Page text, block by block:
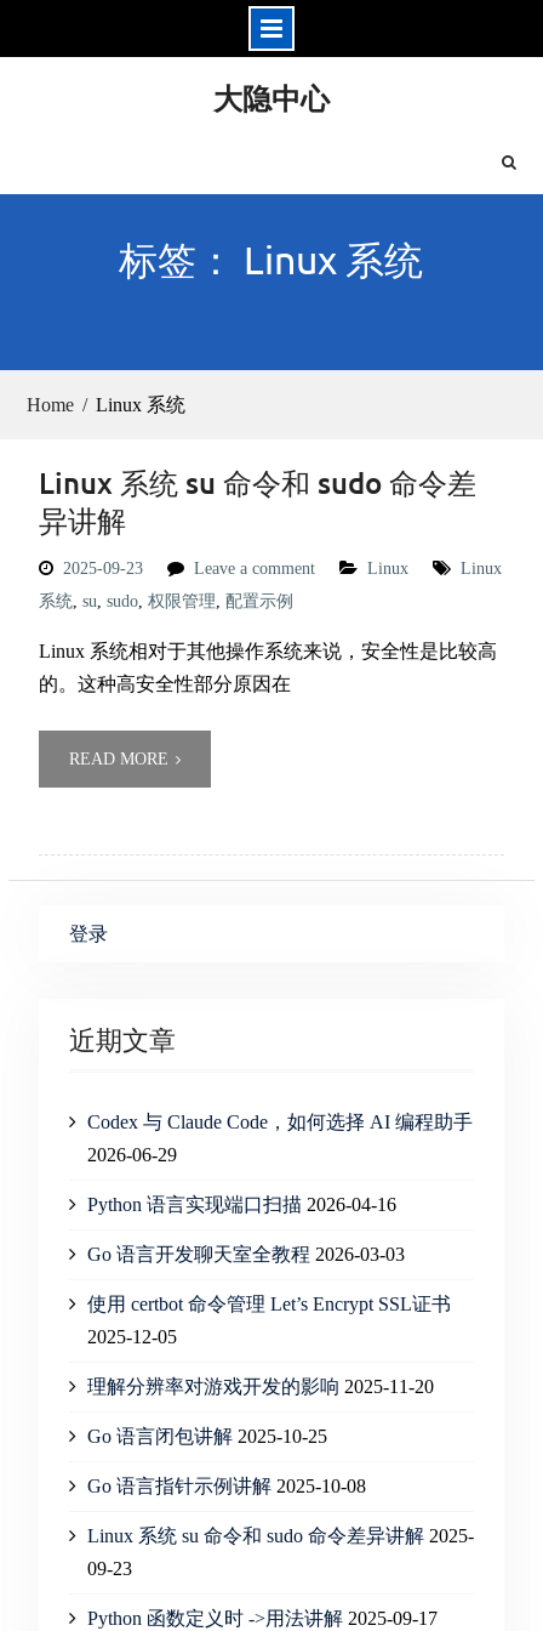
大隐中心
标签： Linux 系统
Home Linux 系统
Linux 系统 su 命令和 sudo 命令差
异讲解
2025-09-23 Leave a comment Linux
Linux
系统, su, sudo, 权限管理, 配置示例
Linux 系统相对于其他操作系统来说，安全性是比较高
的。这种高安全性部分原因在
READ MORE
登录
近期文章
Codex 与 Claude Code，如何选择 AI 编程助手
2026-06-29
Python 语言实现端口扫描 2026-04-16
Go 语言开发聊天室全教程 2026-03-03
使用 certbot 命令管理 Let’s Encrypt SSL证书
2025-12-05
理解分辨率对游戏开发的影响 2025-11-20
Go 语言闭包讲解 2025-10-25
Go 语言指针示例讲解 2025-10-08
Linux 系统 su 命令和 sudo 命令差异讲解 2025-
09-23
Python 函数定义时 ->用法讲解 2025-09-17